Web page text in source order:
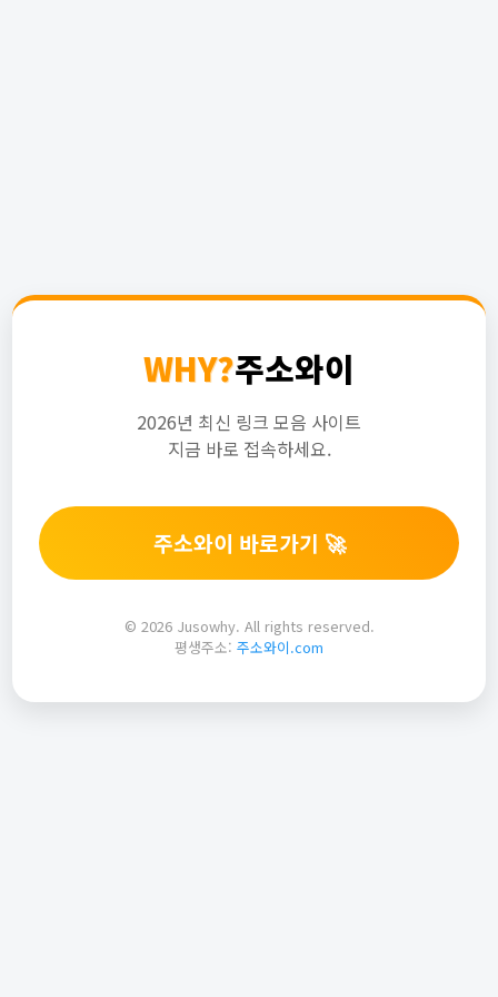
WHY?주소와이
2026년 최신 링크 모음 사이트
지금 바로 접속하세요.
주소와이 바로가기 🚀
© 2026 Jusowhy. All rights reserved.
평생주소: 주소와이.com